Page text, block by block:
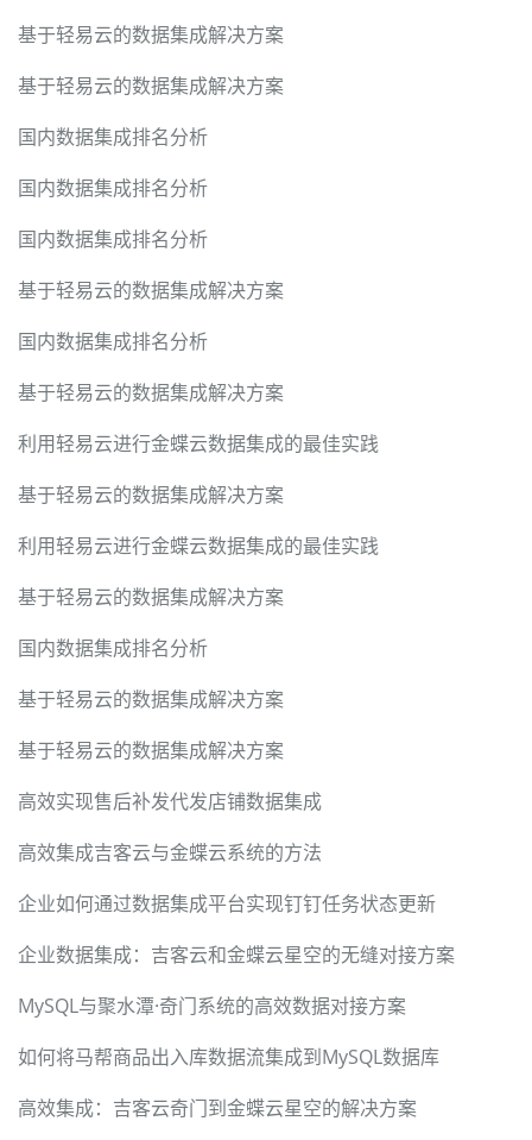
基于轻易云的数据集成解决方案
基于轻易云的数据集成解决方案
国内数据集成排名分析
国内数据集成排名分析
国内数据集成排名分析
基于轻易云的数据集成解决方案
国内数据集成排名分析
基于轻易云的数据集成解决方案
利用轻易云进行金蝶云数据集成的最佳实践
基于轻易云的数据集成解决方案
利用轻易云进行金蝶云数据集成的最佳实践
基于轻易云的数据集成解决方案
国内数据集成排名分析
基于轻易云的数据集成解决方案
基于轻易云的数据集成解决方案
高效实现售后补发代发店铺数据集成
高效集成吉客云与金蝶云系统的方法
企业如何通过数据集成平台实现钉钉任务状态更新
企业数据集成：吉客云和金蝶云星空的无缝对接方案
MySQL与聚水潭·奇门系统的高效数据对接方案
如何将马帮商品出入库数据流集成到MySQL数据库
高效集成：吉客云奇门到金蝶云星空的解决方案